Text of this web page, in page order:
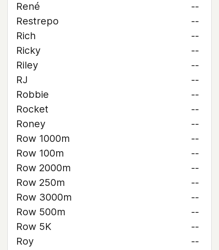
René
--
Restrepo
--
Rich
--
Ricky
--
Riley
--
RJ
--
Robbie
--
Rocket
--
Roney
--
Row 1000m
--
Row 100m
--
Row 2000m
--
Row 250m
--
Row 3000m
--
Row 500m
--
Row 5K
--
Roy
--